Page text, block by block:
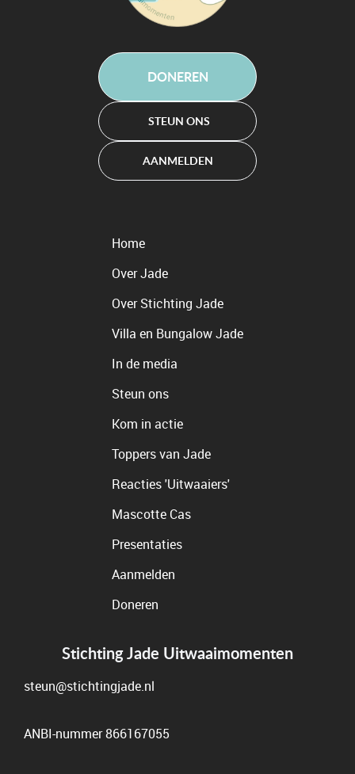
DONEREN
STEUN ONS
AANMELDEN
Home
Over Jade
Over Stichting Jade
Villa en Bungalow Jade
In de media
Steun ons
Kom in actie
Toppers van Jade
Reacties 'Uitwaaiers'
Mascotte Cas
Presentaties
Aanmelden
Doneren
Stichting Jade Uitwaaimomenten
steun@stichtingjade.nl
ANBI-nummer 866167055